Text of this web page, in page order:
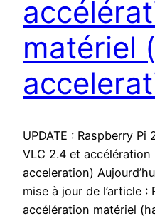
matériel
UPDATE : Raspberry
VLC 2.4 et
acceleration)
mise à jour de l’article :
accélération matériel